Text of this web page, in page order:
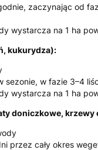
zaczynając od
wystarcza na 1 ha
kukurydza):
sezonie, w fazie 3–4
wystarcza na 1 ha
doniczkowe, krzewy
przez cały okres